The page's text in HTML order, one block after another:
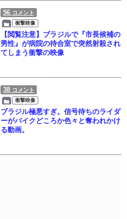
56 コメント
衝撃映像
【閲覧注意】ブラジルで『市長候補の
男性』が病院の待合室で突然射殺され
てしまう衝撃の映像
38 コメント
衝撃映像
ブラジル極悪すぎ。信号待ちのライダ
ーがバイクどころか色々と奪われかけ
る動画。